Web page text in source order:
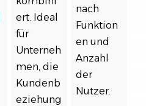
ert. Ideal
für
Unterneh
men, die
Kundenb
eziehung
nach
Funktion
en und
Anzahl
der
Nutzer.